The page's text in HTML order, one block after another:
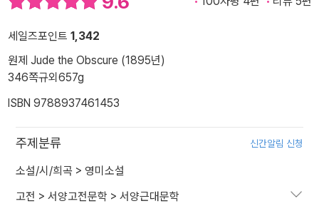
세일즈포인트 1,342
원제 Jude the Obscure (1895년)
346쪽규외657g
ISBN 9788937461453
주제분류 신간알림 신청
소설/시/희곡 > 영미소설
고전 > 서양고전문학 > 서양근대문학